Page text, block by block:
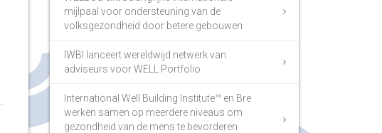
mijlpaal voor ondersteuning van de
volksgezondheid door betere gebouwen
IWBI lanceert wereldwijd netwerk van
adviseurs voor WELL Portfolio
International Well Building Institute™ en Bre
werken samen op meerdere niveaus om
gezondheid van de mens te bevorderen